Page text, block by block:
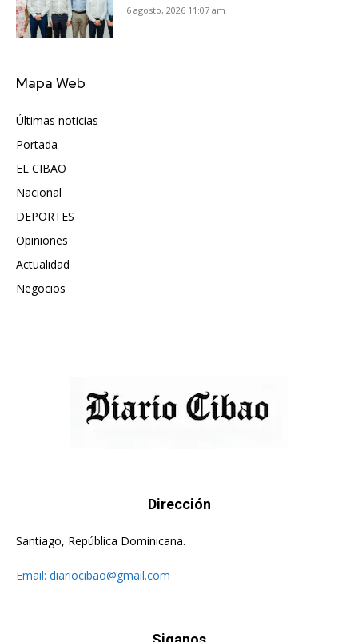
6 agosto, 2026 11:07 am
Mapa Web
Últimas noticias
Portada
EL CIBAO
Nacional
DEPORTES
Opiniones
Actualidad
Negocios
Dirección
Santiago, República Dominicana.
Email: diariocibao@gmail.com